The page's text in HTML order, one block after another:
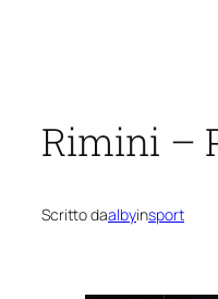
Rimini –
Scritto daalbyinsport